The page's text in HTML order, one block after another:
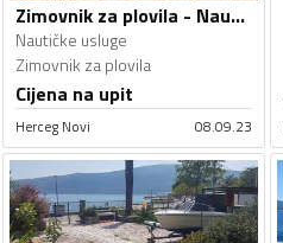
Zimovnik za plovila - Nautičke usluge
Nautičke usluge
Zimovnik za plovila
Cijena na upit
Herceg Novi 08.09.23